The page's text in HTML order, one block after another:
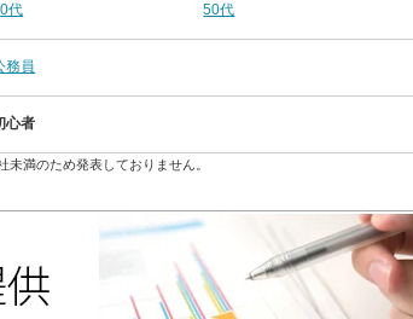
代 50代
務員
心者
満のため発表しておりません。